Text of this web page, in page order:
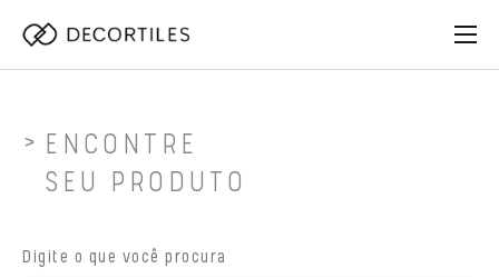
ENCONTRE
SEU PRODUTO